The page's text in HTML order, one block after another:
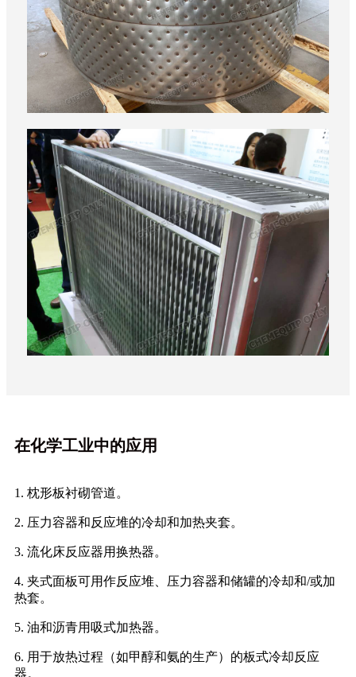
在化学工业中的应用
1. 枕形板衬砌管道。
2. 压力容器和反应堆的冷却和加热夹套。
3. 流化床反应器用换热器。
4. 夹式面板可用作反应堆、压力容器和储罐的冷却和/或加
热套。
5. 油和沥青用吸式加热器。
6. 用于放热过程（如甲醇和氨的生产）的板式冷却反应
器。